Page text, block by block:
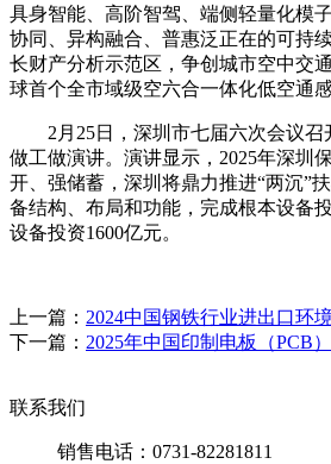
具身智能、高阶智驾、端侧轻量化模
协同、异构融合、普惠泛正在的可持
长财产分析示范区，争创城市空中交
球首个全市域级空六合一体化低空通
2月25日，深圳市七届六次会议召
做工做演讲。演讲显示，2025年深圳
开、强储蓄，深圳将鼎力推进“两沉”
备结构、布局和功能，完成根本设备
设备投资1600亿元。
上一篇： 2024中国钢铁行业进出口环
下一篇： 2025年中国印制电板（PCB
联系我们
销售电话：0731-82281811